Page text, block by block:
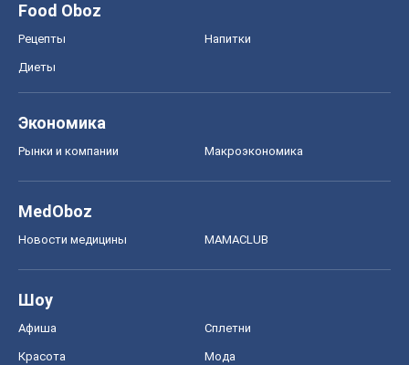
Food Oboz
Рецепты Напитки
Диеты
Экономика
Рынки и компании Mакроэкономика
MedOboz
Новости медицины MAMACLUB
Шоу
Афиша Сплетни
Красота Мода